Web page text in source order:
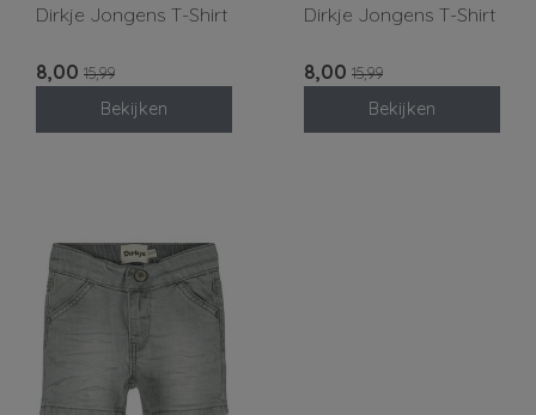
Dirkje Jongens T-Shirt
8,00 15,99
Bekijken
Dirkje Jongens T-Shirt
8,00 15,99
Bekijken